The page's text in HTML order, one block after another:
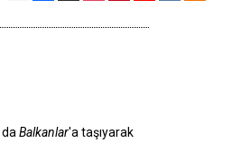
daBalkanlar'a taşıyarak